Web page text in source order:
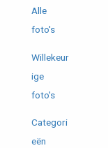
Alle
foto's
Willekeur
ige
foto's
Categori
eën